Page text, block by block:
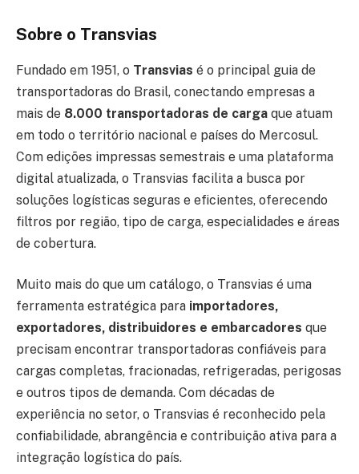
Sobre o Transvias
Fundado em 1951, o Transvias é o principal guia de
transportadoras do Brasil, conectando empresas a
mais de 8.000 transportadoras de carga que atuam
em todo o território nacional e países do Mercosul.
Com edições impressas semestrais e uma plataforma
digital atualizada, o Transvias facilita a busca por
soluções logísticas seguras e eficientes, oferecendo
filtros por região, tipo de carga, especialidades e áreas
de cobertura.
Muito mais do que um catálogo, o Transvias é uma
ferramenta estratégica para importadores,
exportadores, distribuidores e embarcadores que
precisam encontrar transportadoras confiáveis para
cargas completas, fracionadas, refrigeradas, perigosas
e outros tipos de demanda. Com décadas de
experiência no setor, o Transvias é reconhecido pela
confiabilidade, abrangência e contribuição ativa para a
integração logística do país.